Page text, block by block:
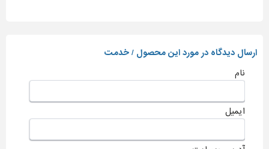
ارسال دیدگاه در مورد این محصول / خدمت
نام
ایمیل